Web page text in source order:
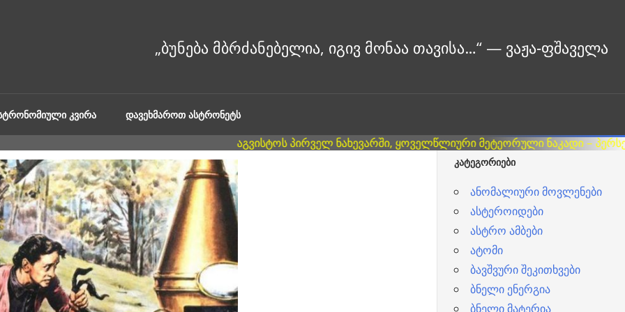
ᲙᲕᲘᲠᲐ ᲓᲐᲕᲔᲮᲛᲐᲠᲝᲗ ᲐᲡᲢᲠᲝᲜᲔᲢᲡ
ᲙᲐᲢᲔᲒᲝᲠᲘᲔᲑᲘ
ანომალიური მოვლენები
ასტეროიდები
ასტრო ამბები
ატომი
ბავშვური შეკითხვები
ბნელი ენერგია
ბნელი მატერია